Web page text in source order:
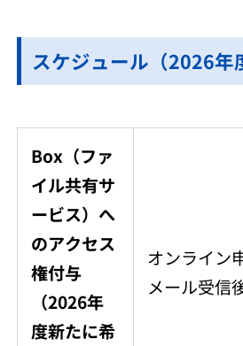
スケジュール（2026年
Box（ファ
イル共有サ
ービス）へ
のアクセス
権付与
（2026年
度新たに希
オンライン
メール受信